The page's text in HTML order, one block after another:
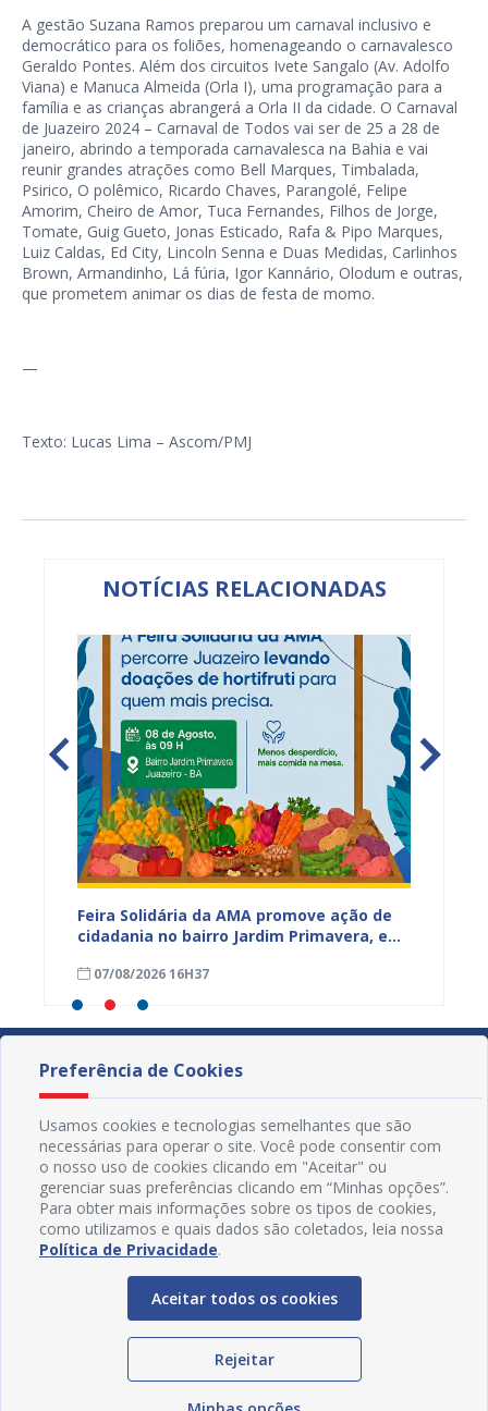
A gestão Suzana Ramos preparou um carnaval inclusivo e
democrático para os foliões, homenageando o carnavalesco
Geraldo Pontes. Além dos circuitos Ivete Sangalo (Av. Adolfo
Viana) e Manuca Almeida (Orla I), uma programação para a
família e as crianças abrangerá a Orla II da cidade. O Carnaval
de Juazeiro 2024 – Carnaval de Todos vai ser de 25 a 28 de
janeiro, abrindo a temporada carnavalesca na Bahia e vai
reunir grandes atrações como Bell Marques, Timbalada,
Psirico, O polêmico, Ricardo Chaves, Parangolé, Felipe
Amorim, Cheiro de Amor, Tuca Fernandes, Filhos de Jorge,
Tomate, Guig Gueto, Jonas Esticado, Rafa & Pipo Marques,
Luiz Caldas, Ed City, Lincoln Senna e Duas Medidas, Carlinhos
Brown, Armandinho, Lá fúria, Igor Kannário, Olodum e outras,
que prometem animar os dias de festa de momo.
—
Texto: Lucas Lima – Ascom/PMJ
NOTÍCIAS RELACIONADAS
Feira Solidária da AMA promove ação de
cidadania no bairro Jardim Primavera, em
07/08/2026 16H37
Redes Sociais
Preferência de Cookies
Usamos cookies e tecnologias semelhantes que são
necessárias para operar o site. Você pode consentir com
o nosso uso de cookies clicando em "Aceitar" ou
gerenciar suas preferências clicando em “Minhas opções”.
Para obter mais informações sobre os tipos de cookies,
como utilizamos e quais dados são coletados, leia nossa
Política de Privacidade.
Aceitar todos os cookies
Rejeitar